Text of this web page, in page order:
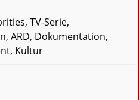
TV-Serie,
ARD, Dokumentation,
Kultur